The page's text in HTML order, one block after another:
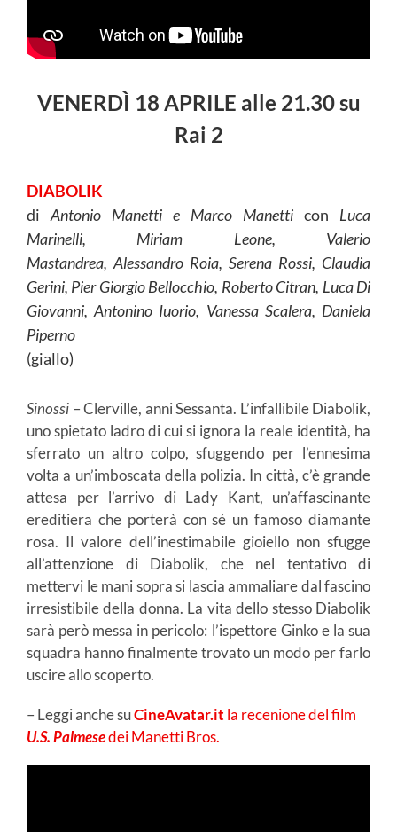
VENERDÌ 18 APRILE alle 21.30 su
Rai 2
DIABOLIK
di Antonio Manetti e Marco Manetti con Luca
Marinelli, Miriam Leone, Valerio
Mastandrea, Alessandro Roia, Serena Rossi, Claudia
Gerini, Pier Giorgio Bellocchio, Roberto Citran, Luca Di
Giovanni, Antonino Iuorio, Vanessa Scalera, Daniela
Piperno
(giallo)
Sinossi – Clerville, anni Sessanta. L’infallibile Diabolik,
uno spietato ladro di cui si ignora la reale identità, ha
sferrato un altro colpo, sfuggendo per l’ennesima
volta a un’imboscata della polizia. In città, c’è grande
attesa per l’arrivo di Lady Kant, un’affascinante
ereditiera che porterà con sé un famoso diamante
rosa. Il valore dell’inestimabile gioiello non sfugge
all’attenzione di Diabolik, che nel tentativo di
mettervi le mani sopra si lascia ammaliare dal fascino
irresistibile della donna. La vita dello stesso Diabolik
sarà però messa in pericolo: l’ispettore Ginko e la sua
squadra hanno finalmente trovato un modo per farlo
uscire allo scoperto.
– Leggi anche suCineAvatar.it la recenione del film
U.S. Palmesedei Manetti Bros.